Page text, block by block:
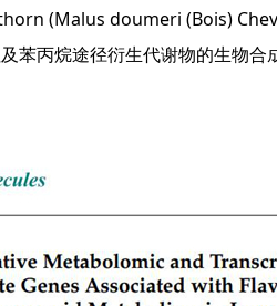
(Malus doumeri (Bois)
苯丙烷途径衍生代谢物的生物合